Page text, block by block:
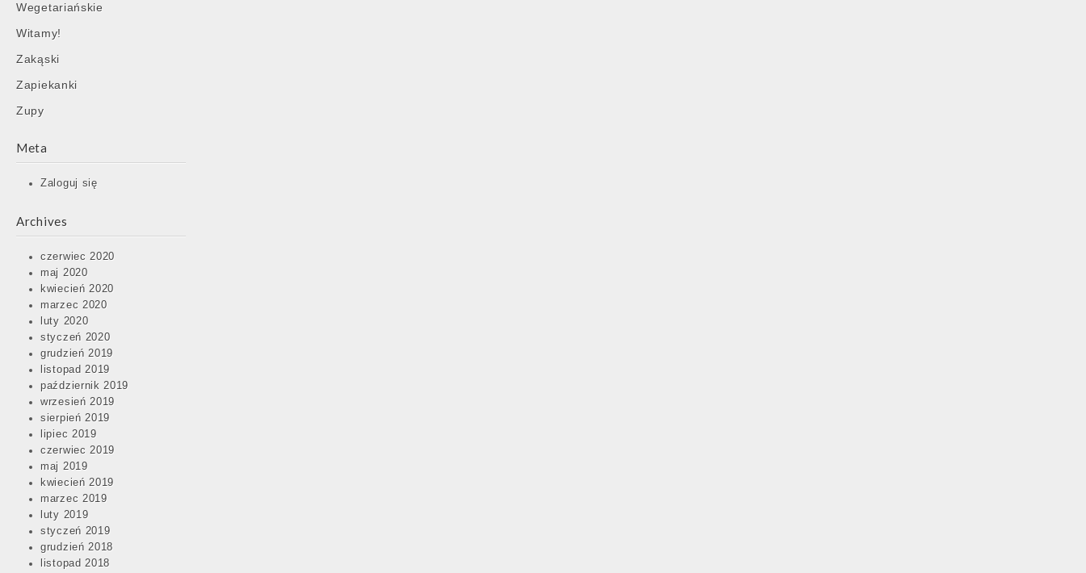
Wegetariańskie
Witamy!
Zakąski
Zapiekanki
Zupy
Meta
Zaloguj się
Archives
czerwiec 2020
maj 2020
kwiecień 2020
marzec 2020
luty 2020
styczeń 2020
grudzień 2019
listopad 2019
październik 2019
wrzesień 2019
sierpień 2019
lipiec 2019
czerwiec 2019
maj 2019
kwiecień 2019
marzec 2019
luty 2019
styczeń 2019
grudzień 2018
listopad 2018